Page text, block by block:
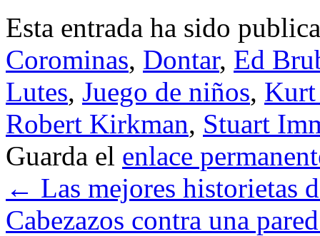
Esta entrada ha sido
Corominas, Dontar, Ed
Lutes, Juego de niños,
Robert Kirkman, Stuart
Guarda el enlace
← Las mejores historietas
Cabezazos contra una